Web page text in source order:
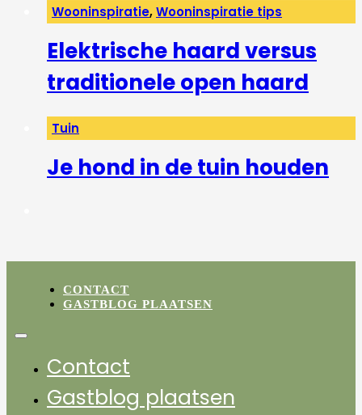
Wooninspiratie,Wooninspiratie tips
Elektrische haard versus
traditionele open haard
Tuin
Je hond in de tuin houden
CONTACT
GASTBLOG PLAATSEN
Contact
Gastblog plaatsen